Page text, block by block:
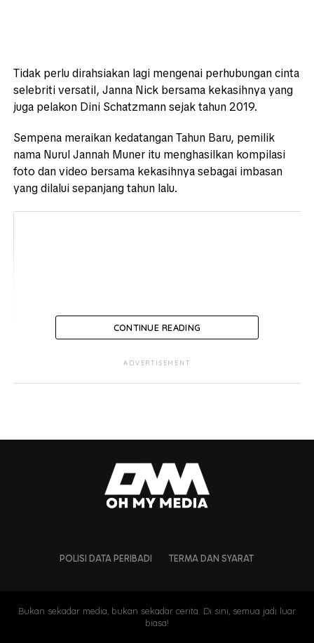
Tidak perlu dirahsiakan lagi mengenai perhubungan cinta
selebriti versatil, Janna Nick bersama kekasihnya yang
juga pelakon Dini Schatzmann sejak tahun 2019.
Sempena meraikan kedatangan Tahun Baru, pemilik
nama Nurul Jannah Muner itu menghasilkan kompilasi
foto dan video bersama kekasihnya sebagai imbasan
yang dilalui sepanjang tahun lalu.
CONTINUE READING
ADVERTISEMENT
POLISI DATA PERIBADI TERMA DAN SYARAT
Bukan sekadar media, bukan sekadar cerita. Di sini, semua jadi luar
biasa!